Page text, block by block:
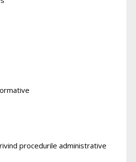
procedurile administrative